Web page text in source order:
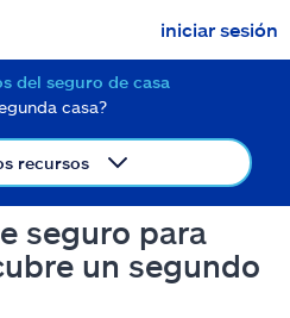
iniciar sesión
paracotizar
del seguro de casa
casa?
recursos
seguro para
un segundo